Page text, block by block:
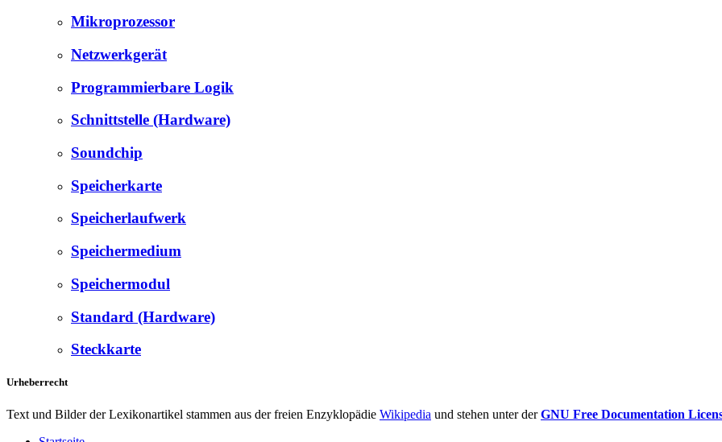
Mikroprozessor
Netzwerkgerät
Programmierbare Logik
Schnittstelle (Hardware)
Soundchip
Speicherkarte
Speicherlaufwerk
Speichermedium
Speichermodul
Standard (Hardware)
Steckkarte
Urheberrecht
Text und Bilder der Lexikonartikel stammen aus der freien Enzyklopädie Wikipedia und stehen unter derGNU Free Documentation